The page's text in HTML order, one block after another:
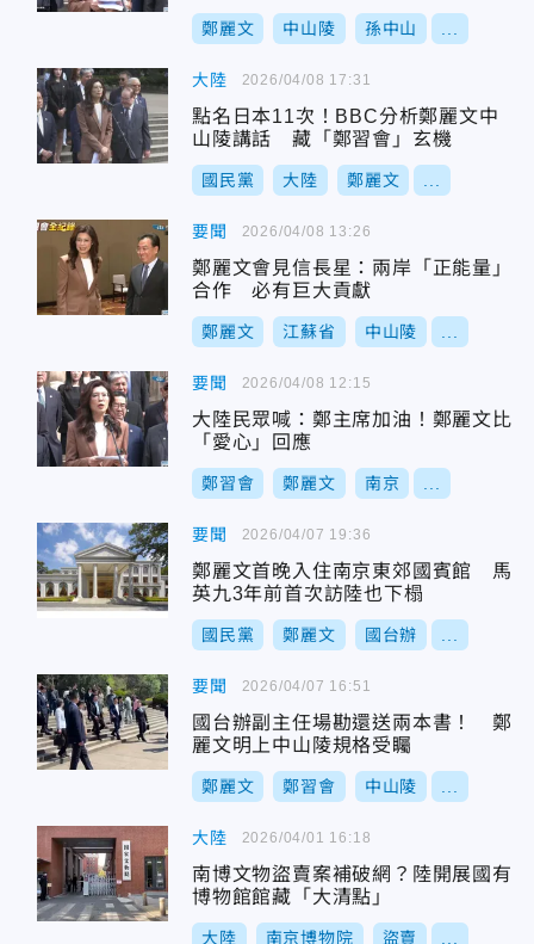
鄭麗文 中山陵 孫中山
大陸
點名日本11次！BBC分析鄭麗文中
山陵講話 藏「鄭習會」玄機
國民黨 大陸 鄭麗文
2026/04/08 17:31
要聞
鄭麗文會見信長星：兩岸「正能量」
合作 必有巨大貢獻
鄭麗文 江蘇省 中山陵
2026/04/08 13:26
要聞
大陸民眾喊：鄭主席加油！鄭麗文比
「愛心」回應
鄭習會 鄭麗文 南京
2026/04/08 12:15
要聞
鄭麗文首晚入住南京東郊國賓館 馬
英九3年前首次訪陸也下榻
國民黨 鄭麗文 國台辦
2026/04/07 19:36
要聞
國台辦副主任場勘還送兩本書！ 鄭
麗文明上中山陵規格受矚
鄭麗文 鄭習會 中山陵
2026/04/07 16:51
大陸
南博文物盜賣案補破網？陸開展國有
博物館館藏「大清點」
大陸 南京博物院 盜賣
2026/04/01 16:18